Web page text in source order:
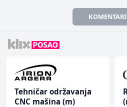
Tehničar održavanja
CNC mašina (m)